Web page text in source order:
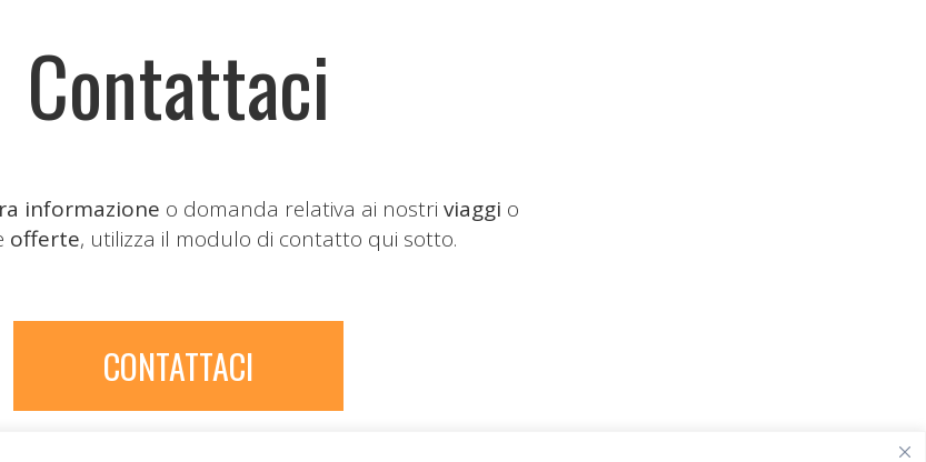
Contattaci
informazione o domanda relativa ai nostriviaggi o
offerte, utilizza il modulo di contatto qui sotto.
CONTATTACI